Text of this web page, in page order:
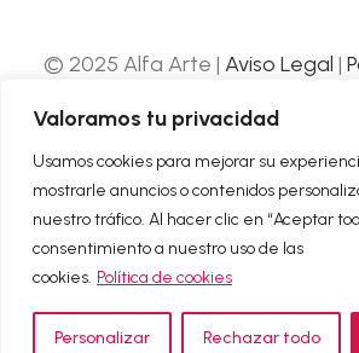
Valoramos tu privacidad
Usamos cookies para mejorar su
mostrarle anuncios o contenidos
nuestro tráfico. Al hacer clic en “Aceptar
consentimiento a nuestro uso de las
cookies. Política de cookies
Personalizar Rechazar todo
© 2025 Alfa Arte | Aviso Legal |
desarrollada por
SOBRE NOSOTROS
CONTACTO